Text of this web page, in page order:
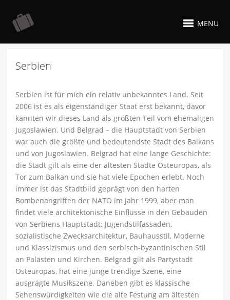
MENU
Serbien
Serbien ist für mich ein relativ unbekanntes Land. Seit
2006 ist es als eigenständiger Staat erst bekannt, davor
kannten wir dieses Land als größten Teil vom ehemaligen
Jugoslawien. Und Belgrad – die Hauptstadt von Serbien
war auch die größte und bedeutendste Stadt des Balkans
und von Jugoslawien. Belgrad hat eine lange Geschichte:
die Stadt gilt als eine der ältesten Städte Osteuropas, als
Tor zum Balkan und sie hat viele Epochen erlebt. Noch
immer ist das Stadtbild geprägt von den harten
Bombenangriffen der NATO im Jahr 1999, aber man
findet viele architektonische Einflüsse in den Gebäuden
von Serbiens Hauptstadt: Jugendstilfassaden,
sozialistische Zwecksarchitektur, Bauhausstil, Moderne
und Klassizismus und den serbisch-byzantinischen Stil
an Palästen und Kirchen. Belgrad gilt als Partystadt
Osteuropas, hat eine junge trendige Szene, eine
ausgrägte Musikszene. Daneben gibt es klassische
Sehenswürdigkeiten wie die alte Festung am ältesten